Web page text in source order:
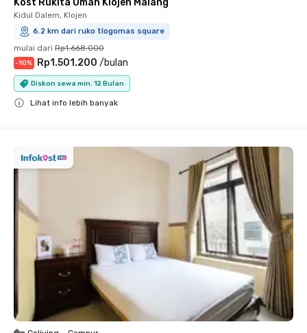
Kost Rukita Omah Klojen Malang
Kidul Dalem, Klojen
6.2 km dari ruko tlogomas square
mulai dari Rp1.668.000
-10% Rp1.501.200 /bulan
Diskon sewa min. 12 Bulan
Lihat info lebih banyak